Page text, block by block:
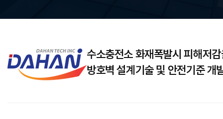
수소충전소 화재폭발시 피해저
방호벽 설계기술 및 안전기준